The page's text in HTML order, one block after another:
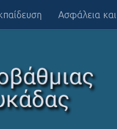
Ασφάλεια και